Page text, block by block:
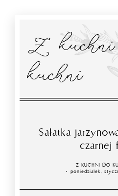
Z
kuchni
Sałatka
czarnej
Z KUCHNI DO
poniedziałek,